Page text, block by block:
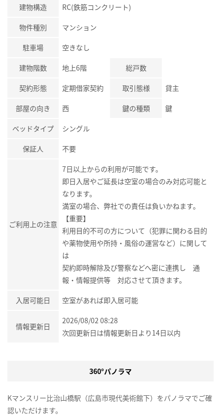
建物構造 RC(鉄筋コンクリート)
物件種別 マンション
駐車場 空きなし
建物階数 地上6階 総戸数
契約形態 定期借家契約 取引態様 貸主
部屋の向き 西 鍵の種類 鍵
ベッドタイプ シングル
保証人 不要
ご利用上の注意
7日以上からの利用が可能です。
即日入居やご延長は空室の場合のみ対応可能と
なります。
満室の場合、弊社での責任は負いかねます。
【重要】
利用目的不可の方について（犯罪に関わる目的
や薬物使用や所持・風俗の運営など）に関して
は
契約即時解除及び警察などへ密に連携し 通
報・情報提供等 対応させて頂きます。
入居可能日 空室があれば即入居可能
情報更新日
2026/08/02 08:28
次回更新日は情報更新日より14日以内
360°パノラマ
Kマンスリー比治山橋駅（広島市現代美術館下）をパノラマでご確
認いただけます。